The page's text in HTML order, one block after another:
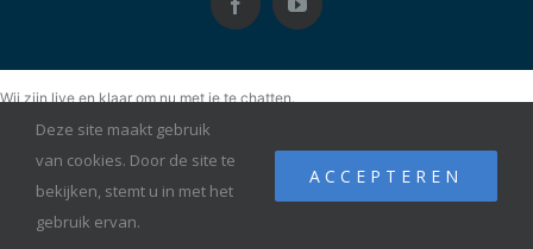
FacebookYouTube
Deze site maakt gebruik
van cookies. Door de site te
bekijken, stemt u in met het
gebruik ervan.
ACCEPTEREN
Wij zijn live en klaar om nu met je te chatten.